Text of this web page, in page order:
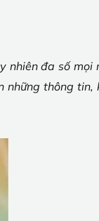
nhiên đa số mọi
những thông tin,